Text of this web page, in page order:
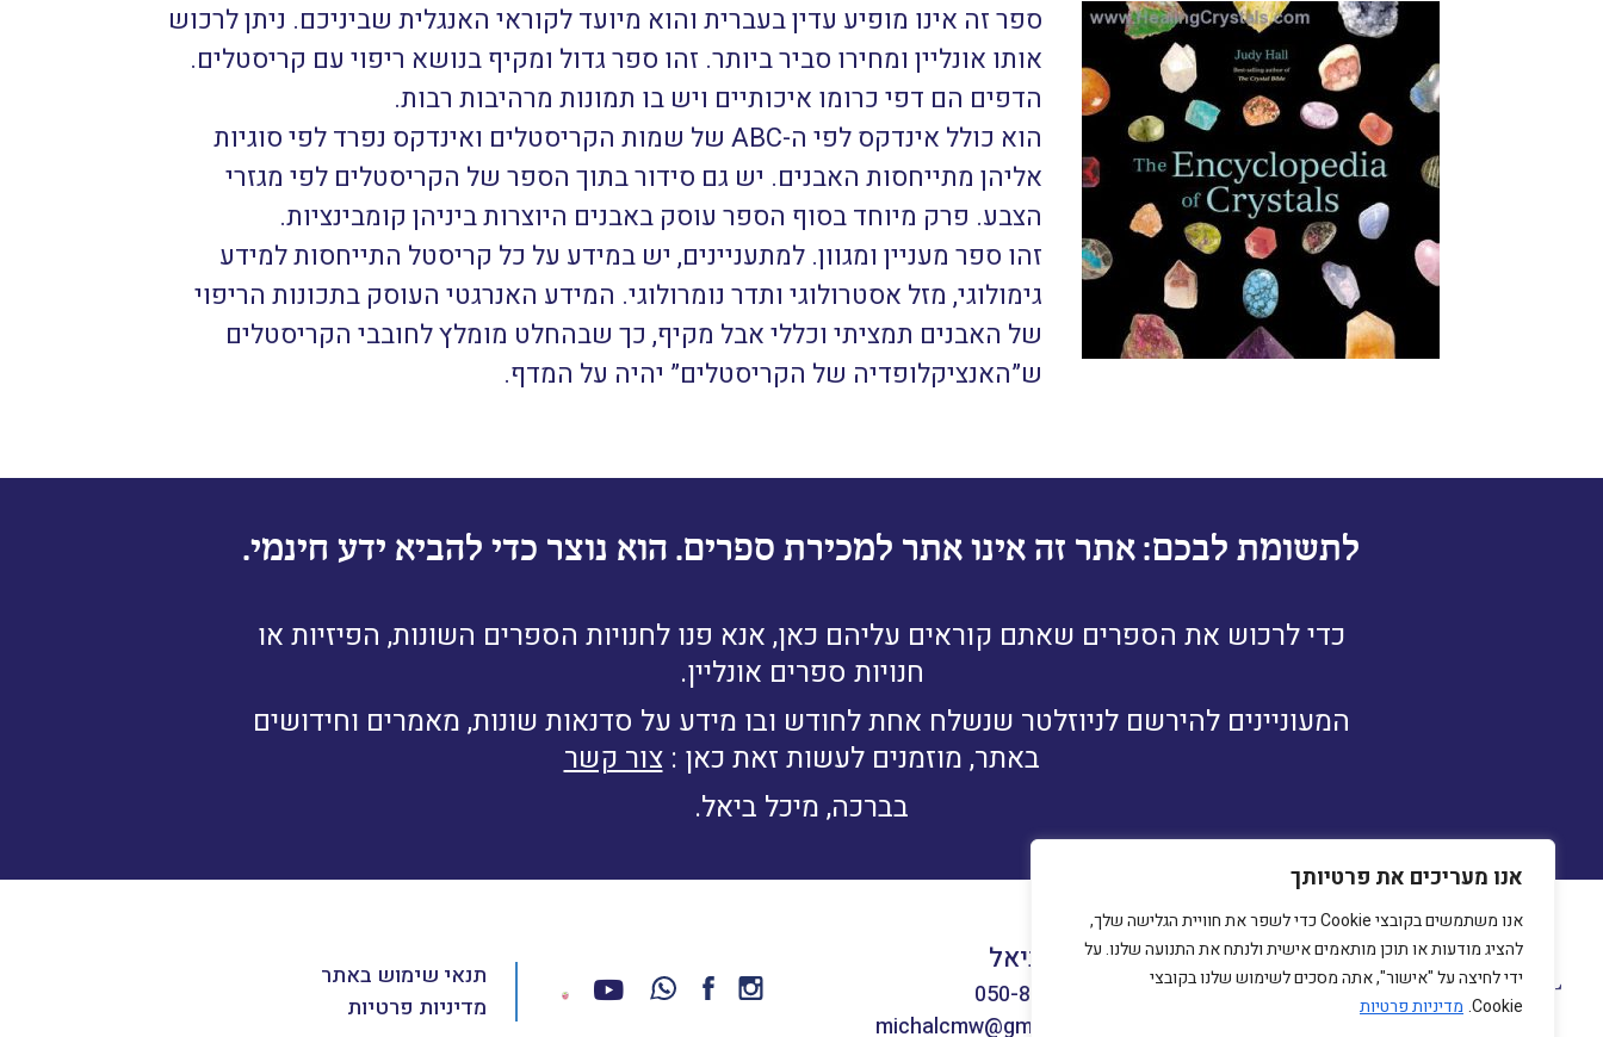
אנו מעריכים את פרטיותך
אנו משתמשים בקובצי Cookie כדי לשפר את חוויית הגלישה שלך,
להציג מודעות או תוכן מותאמים אישית ולנתח את התנועה שלנו. על
ידי לחיצה על "אישור", אתה מסכים לשימוש שלנו בקובצי
Cookie. מדיניות פרטיות
ספר זה אינו מופיע עדין בעברית והוא מיועד לקוראי האנגלית שביניכם. ניתן לרכוש
אותו אונליין ומחירו סביר ביותר. זהו ספר גדול ומקיף בנושא ריפוי עם קריסטלים.
הדפים הם דפי כרומו איכותיים ויש בו תמונות מרהיבות רבות.
הוא כולל אינדקס לפי ה-ABC של שמות הקריסטלים ואינדקס נפרד לפי סוגיות
אליהן מתייחסות האבנים. יש גם סידור בתוך הספר של הקריסטלים לפי מגזרי
הצבע. פרק מיוחד בסוף הספר עוסק באבנים היוצרות ביניהן קומבינציות.
זהו ספר מעניין ומגוון. למתעניינים, יש במידע על כל קריסטל התייחסות למידע
גימולוגי, מזל אסטרולוגי ותדר נומרולוגי. המידע האנרגטי העוסק בתכונות הריפוי
של האבנים תמציתי וכללי אבל מקיף, כך שבהחלט מומלץ לחובבי הקריסטלים
ש”האנציקלופדיה של הקריסטלים” יהיה על המדף.
לתשומת לבכם: אתר זה אינו אתר למכירת ספרים. הוא נוצר כדי להביא ידע חינמי.
כדי לרכוש את הספרים שאתם קוראים עליהם כאן, אנא פנו לחנויות הספרים השונות, הפיזיות או
חנויות ספרים אונליין.
המעוניינים להירשם לניוזלטר שנשלח אחת לחודש ובו מידע על סדנאות שונות, מאמרים וחידושים
באתר, מוזמנים לעשות זאת כאן :צור קשר
בברכה, מיכל ביאל.
מיכל ביאל
050-8660230
michalcmw@gmail.com
תנאי שימוש באתר
מדיניות פרטיות